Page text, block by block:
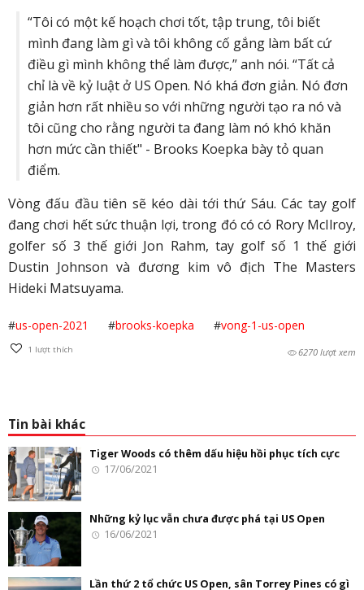
“Tôi có một kế hoạch chơi tốt, tập trung, tôi biết
mình đang làm gì và tôi không cố gắng làm bất cứ
điều gì mình không thể làm được,” anh nói. “Tất cả
chỉ là về kỷ luật ở US Open. Nó khá đơn giản. Nó đơn
giản hơn rất nhiều so với những người tạo ra nó và
tôi cũng cho rằng người ta đang làm nó khó khăn
hơn mức cần thiết" - Brooks Koepka bày tỏ quan
điểm.
Vòng đấu đầu tiên sẽ kéo dài tới thứ Sáu. Các tay golf
đang chơi hết sức thuận lợi, trong đó có có Rory McIlroy,
golfer số 3 thế giới Jon Rahm, tay golf số 1 thế giới
Dustin Johnson và đương kim vô địch The Masters
Hideki Matsuyama.
#us-open-2021 #brooks-koepka #vong-1-us-open
1 lượt thích 6270 lượt xem
Tin bài khác
Tiger Woods có thêm dấu hiệu hồi phục tích cực
17/06/2021
Những kỷ lục vẫn chưa được phá tại US Open
16/06/2021
Lần thứ 2 tổ chức US Open, sân Torrey Pines có gì